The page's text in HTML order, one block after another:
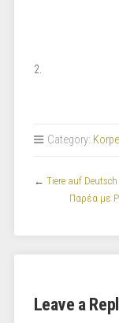
2.
Category:
← Tiere auf
Παρέα με
Leave a